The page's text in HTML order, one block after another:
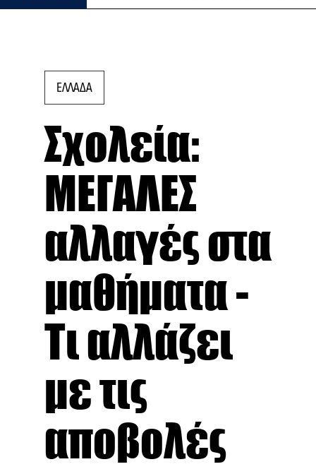
ΕΛΛΑΔΑ
Σχολεία:
ΜΕΓΑΛΕΣ
αλλαγές στα
μαθήματα -
Τι αλλάζει
με τις
αποβολές